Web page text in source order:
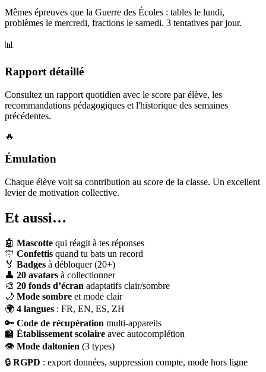
Mêmes épreuves que la Guerre des Écoles : tables le lundi,
problèmes le mercredi, fractions le samedi. 3 tentatives par jour.
📊
Rapport détaillé
Consultez un rapport quotidien avec le score par élève, les
recommandations pédagogiques et l'historique des semaines
précédentes.
🔥
Émulation
Chaque élève voit sa contribution au score de la classe. Un excellent
levier de motivation collective.
Et aussi…
🤖 Mascotte qui réagit à tes réponses
🎊 Confettis quand tu bats un record
🏅 Badges à débloquer (20+)
👤 20 avatars à collectionner
🎨 20 fonds d’écran adaptatifs clair/sombre
🌙 Mode sombre et mode clair
🌍 4 langues : FR, EN, ES, ZH
🔑 Code de récupération multi-appareils
🏫 Établissement scolaire avec autocomplétion
👁 Mode daltonien (3 types)
🔒 RGPD : export données, suppression compte, mode hors ligne